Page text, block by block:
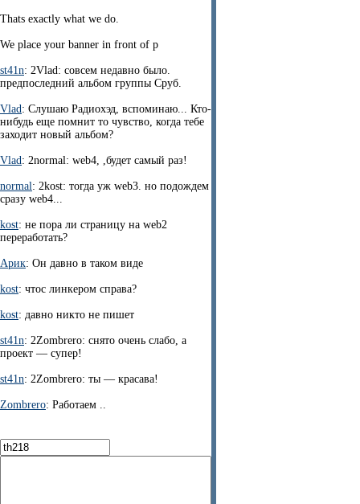
Thats exactly what we do.
We place your banner in front of p
st41n: 2Vlad: совсем недавно было.
предпоследний альбом группы Сруб.
Vlad: Слушаю Радиохэд, вспоминаю... Кто-
нибудь еще помнит то чувство, когда тебе
заходит новый альбом?
Vlad: 2normal: web4, ,будет самый раз!
normal: 2kost: тогда уж web3. но подождем
сразу web4...
kost: не пора ли страницу на web2
переработать?
Арик: Он давно в таком виде
kost: чтос линкером справа?
kost: давно никто не пишет
st41n: 2Zombrero: снято очень слабо, а
проект — супер!
st41n: 2Zombrero: ты — красава!
Zombrero: Работаем ..